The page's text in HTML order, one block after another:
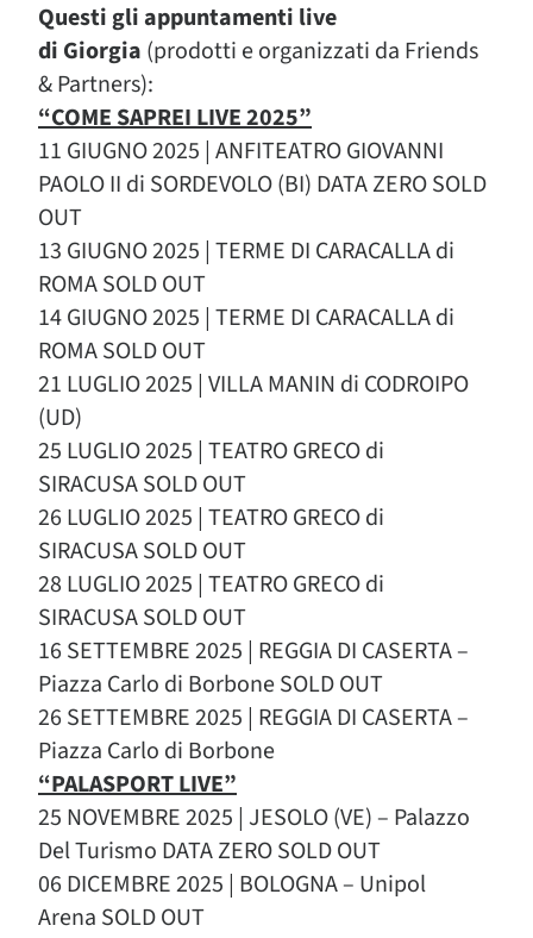
Questi gli appuntamenti live
di Giorgia (prodotti e organizzati da Friends
& Partners):
“COME SAPREI LIVE 2025”
11 GIUGNO 2025 | ANFITEATRO GIOVANNI
PAOLO II di SORDEVOLO (BI) DATA ZERO SOLD
OUT
13 GIUGNO 2025 | TERME DI CARACALLA di
ROMA SOLD OUT
14 GIUGNO 2025 | TERME DI CARACALLA di
ROMA SOLD OUT
21 LUGLIO 2025 | VILLA MANIN di CODROIPO
(UD)
25 LUGLIO 2025 | TEATRO GRECO di
SIRACUSA SOLD OUT
26 LUGLIO 2025 | TEATRO GRECO di
SIRACUSA SOLD OUT
28 LUGLIO 2025 | TEATRO GRECO di
SIRACUSA SOLD OUT
16 SETTEMBRE 2025 | REGGIA DI CASERTA –
Piazza Carlo di Borbone SOLD OUT
26 SETTEMBRE 2025 | REGGIA DI CASERTA –
Piazza Carlo di Borbone
“PALASPORT LIVE”
25 NOVEMBRE 2025 | JESOLO (VE) – Palazzo
Del Turismo DATA ZERO SOLD OUT
06 DICEMBRE 2025 | BOLOGNA – Unipol
Arena SOLD OUT